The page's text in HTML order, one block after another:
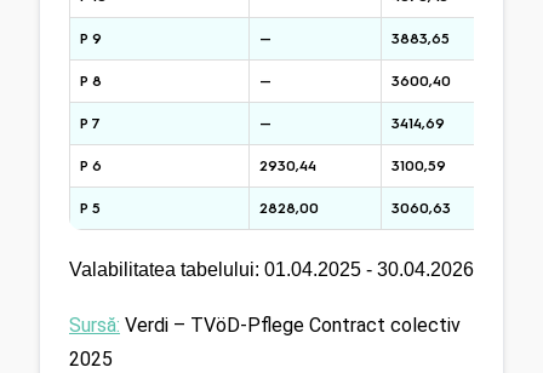
P 9 — 3883,65
P 8 — 3600,40
P 7 — 3414,69
P 6 2930,44 3100,59
P 5 2828,00 3060,63
Valabilitatea tabelului: 01.04.2025 - 30.04.2026
Sursă: Verdi – TVöD-Pflege Contract colectiv
2025